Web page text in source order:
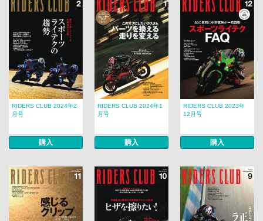
RIDERS CLUB 2024年2
月号
購入
RIDERS CLUB 2024年1
月号
購入
RIDERS CLUB 2023年
12月号
購入